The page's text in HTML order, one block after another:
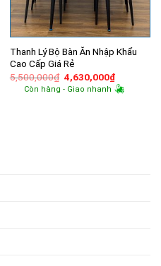
Thanh Lý Bộ Bàn Ăn Nhập Khẩu
Cao Cấp Giá Rẻ
5,500,000₫ Giá
gốc
là:
4,630,000₫Giá
hiện
tại
Còn hàng - Giao nhanh